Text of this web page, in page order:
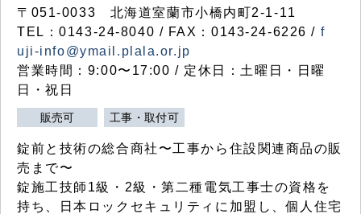
〒051-0033 北海道室蘭市小橋内町2-1-11
TEL：0143-24-8040 / FAX：0143-24-6226 / f
uji-info@ymail.plala.or.jp
営業時間：9:00〜17:00 / 定休日：土曜日・日曜
日・祝日
販売可 工事・取付可
錠前と技術の総合商社〜工事から住設関連商品の販
売まで〜
錠施工技師1級・2級・第二種電気工事士の資格を
持ち、日本ロックセキュリティに加盟し、個人住宅